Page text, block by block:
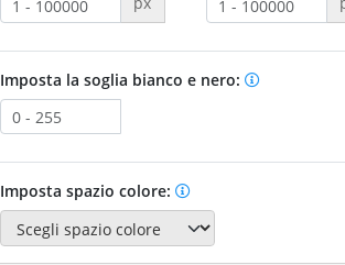
Imposta la soglia bianco e nero:
Imposta spazio colore: